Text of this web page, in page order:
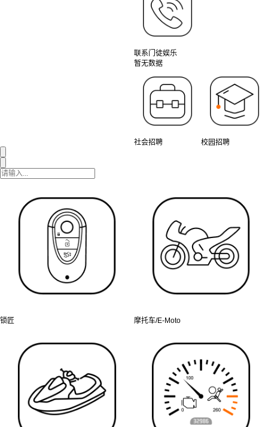
联系门徒娱乐
暂无数据
社会招聘 校园招聘
锁匠 摩托车/E-Moto